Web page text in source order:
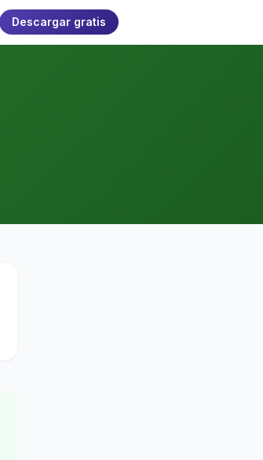
Descargar gratis